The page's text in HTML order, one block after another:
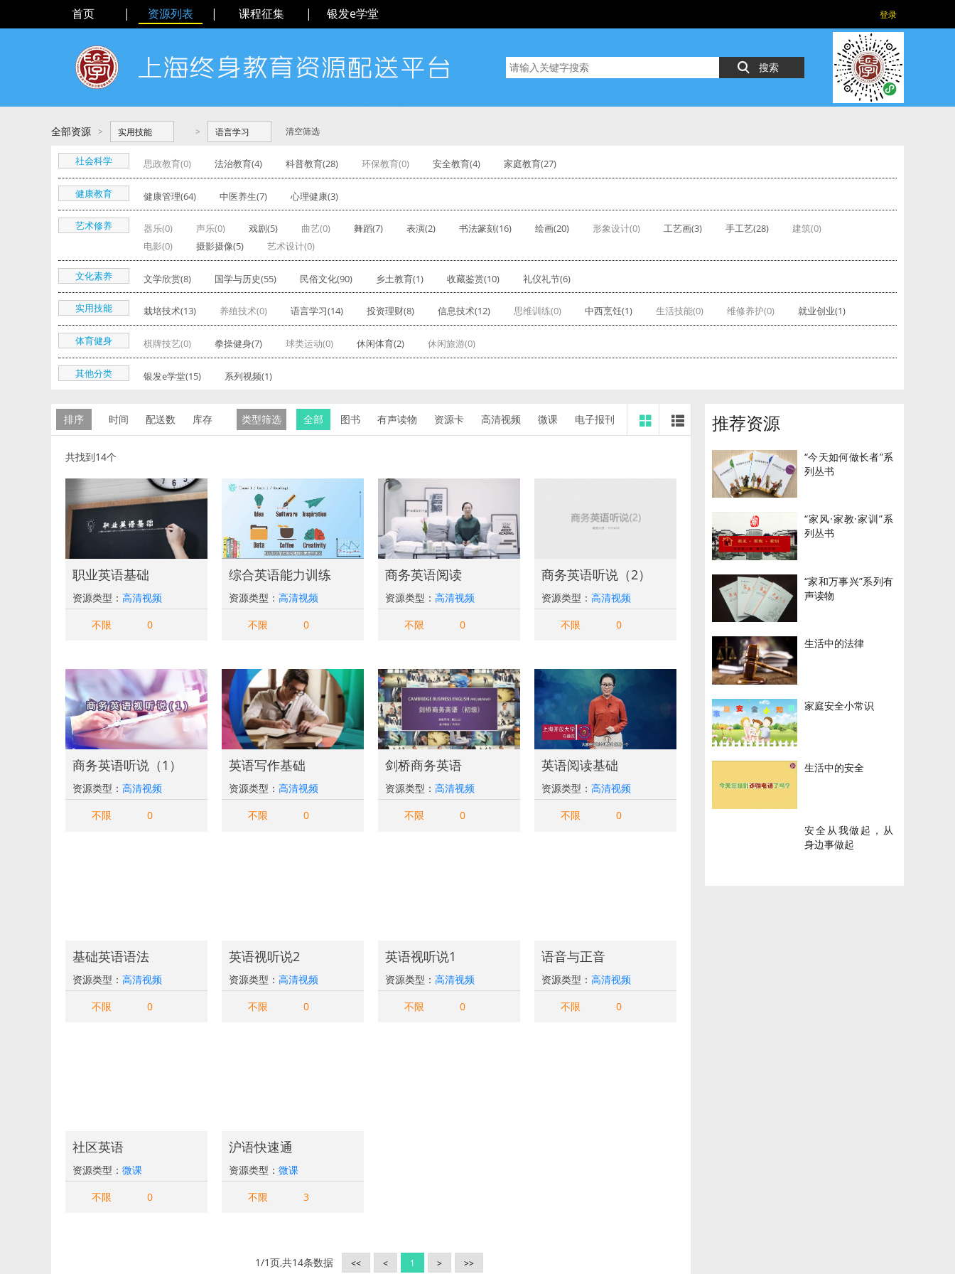
首页 | 资源列表 | 课程征集 | 银发e学堂 登录
搜索
全部资源 > 实用技能 > 语言学习 清空筛选
社会科学 思政教育(0) 法治教育(4) 科普教育(28) 环保教育(0) 安全教育(4) 家庭教育(27)
健康教育 健康管理(64) 中医养生(7) 心理健康(3)
艺术修养 器乐(0) 声乐(0) 戏剧(5) 曲艺(0) 舞蹈(7) 表演(2) 书法篆刻(16) 绘画(20) 形象设计(0) 工艺画(3) 手工艺(28)
建筑(0)
电影(0)
摄影摄像(5) 艺术设计(0)
文化素养 文学欣赏(8) 国学与历史(55) 民俗文化(90) 乡土教育(1) 收藏鉴赏(10) 礼仪礼节(6)
实用技能 栽培技术(13) 养殖技术(0) 语言学习(14) 投资理财(8) 信息技术(12) 思维训练(0) 中西烹饪(1) 生活技能(0) 维修养护(0) 就业创业(1)
体育健身 棋牌技艺(0) 拳操健身(7) 球类运动(0) 休闲体育(2) 休闲旅游(0)
其他分类 银发e学堂(15) 系列视频(1)
排序 时间 配送数 库存 类型筛选 全部 图书 有声读物 资源卡 高清视频 微课 电子报刊
共找到14个
职业英语基础
资源类型： 高清视频
不限
0
综合英语能力训练
资源类型： 高清视频
不限
0
商务英语阅读
资源类型： 高清视频
不限
0
商务英语听说（2）
资源类型： 高清视频
不限
0
商务英语听说（1）
资源类型： 高清视频
不限
0
英语写作基础
资源类型： 高清视频
不限
0
剑桥商务英语
资源类型： 高清视频
不限
0
英语阅读基础
资源类型： 高清视频
不限
0
基础英语语法
资源类型： 高清视频
不限
0
英语视听说2
资源类型： 高清视频
不限
0
英语视听说1
资源类型： 高清视频
不限
0
语音与正音
资源类型： 高清视频
不限
0
社区英语
资源类型： 微课
不限
0
沪语快速通
资源类型： 微课
不限
3
1/1页,共14条数据 << < 1 > >>
推荐资源
“今天如何做长者”系
列丛书
“家风·家教·家训”系
列丛书
“家和万事兴”系列有
声读物
生活中的法律
家庭安全小常识
生活中的安全
安全从我做起，从
身边事做起